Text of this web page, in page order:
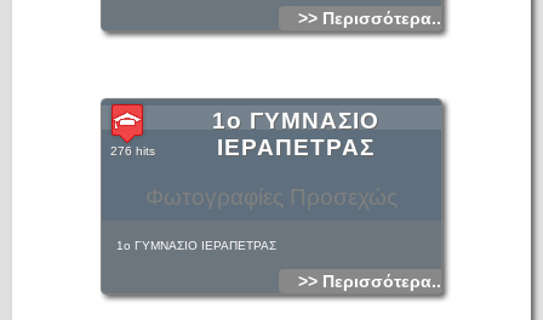
>> Περισσότερα...
Φωτογραφίες Προσεχώς
1ο ΓΥΜΝΑΣΙΟ
ΙΕΡΑΠΕΤΡΑΣ
276 hits
1ο ΓΥΜΝΑΣΙΟ ΙΕΡΑΠΕΤΡΑΣ
>> Περισσότερα...